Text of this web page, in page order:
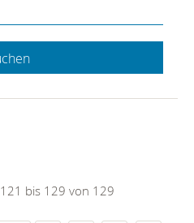
bis 129 von 129